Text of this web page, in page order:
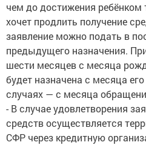
чем до достижения ребёнком
хочет продлить получение
заявление можно подать в
предыдущего назначения.
шести месяцев с месяца
будет назначена с месяца
случаях — с месяца
- В случае удовлетворения
средств осуществляется
СФР через кредитную